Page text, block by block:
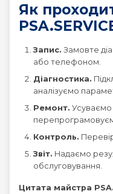
Як
Запис. Замовте
або телефоном.
Діагностика.
аналізуємо
Ремонт. Усуваємо
Контроль.
Звіт. Надаємо
обслуговування.
Цитата майстра